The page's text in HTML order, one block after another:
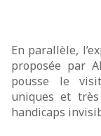
En parallèle,
proposée par
pousse le
uniques et
handicaps